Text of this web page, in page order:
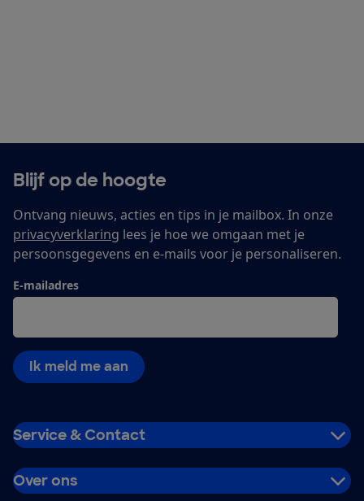
Blijf op de hoogte
Ontvang nieuws, acties en tips in je mailbox. In onze
privacyverklaring lees je hoe we omgaan met je
persoonsgegevens en e-mails voor je personaliseren.
E-mailadres
Ik meld me aan
Service & Contact
Over ons